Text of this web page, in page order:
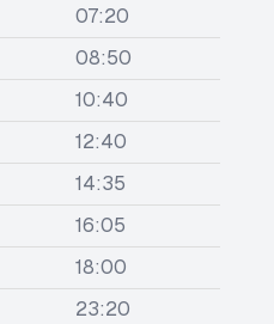
07:20
08:50
10:40
12:40
14:35
16:05
18:00
23:20